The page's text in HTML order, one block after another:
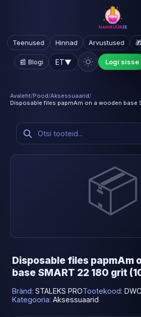
Teenused Hinnad Arvustused
📰 Blogi ET▼ Logi sisse
Avaleht/Pood/Aksessuaarid/
Disposable files papmAm on a wooden base
📦
Disposable files papmAm
base SMART 22 180 grit
Bränd: STALEKS PROTootekood:
Kategooria: Aksessuaarid